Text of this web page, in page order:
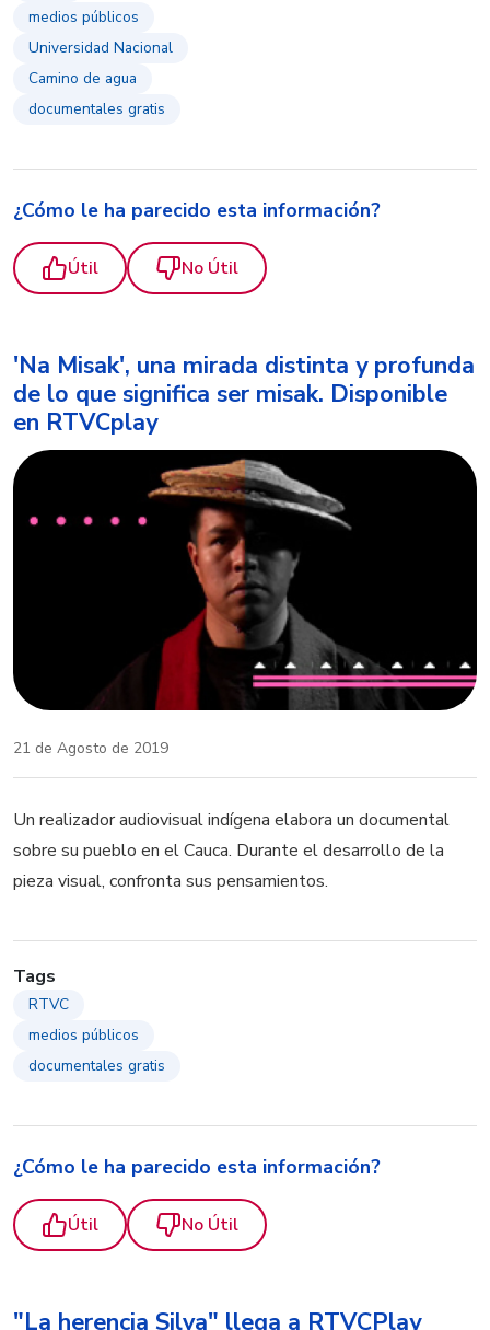
medios públicos
Universidad Nacional
Camino de agua
documentales gratis
¿Cómo le ha parecido esta información?
Útil No Útil
'Na Misak', una mirada distinta y profunda
de lo que significa ser misak. Disponible
en RTVCplay
21 de Agosto de 2019
Un realizador audiovisual indígena elabora un documental
sobre su pueblo en el Cauca. Durante el desarrollo de la
pieza visual, confronta sus pensamientos.
Tags
RTVC
medios públicos
documentales gratis
¿Cómo le ha parecido esta información?
Útil No Útil
"La herencia Silva" llega a RTVCPlay